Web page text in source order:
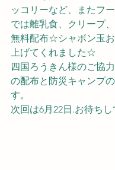
ッコリーなど、またフ
では離乳食、クリープ
無料配布☆シャボン玉
上げてくれました☆
四国ろうきん様のご協
の配布と防災キャンプ
す。
次回は6月22日.お待ち